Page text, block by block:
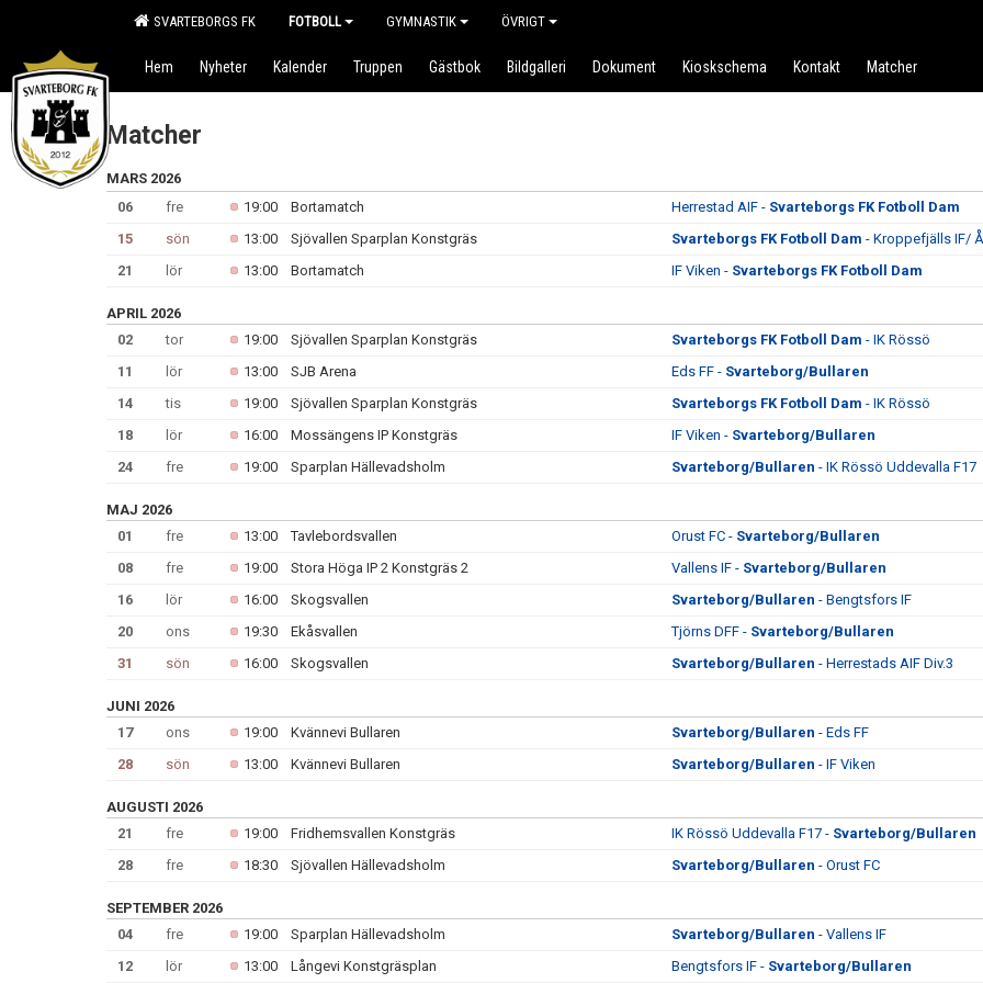
SVARTEBORGS FK FOTBOLL GYMNASTIK ÖVRIGT
Hem Nyheter Kalender Truppen Gästbok Bildgalleri Dokument Kioskschema Kontakt Matcher
Matcher
MARS 2026
06
fre 19:00 Bortamatch Herrestad AIF - Svarteborgs FK Fotboll Dam
15
sön 13:00 Sjövallen Sparplan Konstgräs Svarteborgs FK Fotboll Dam - Kroppefjälls IF/
21
lör 13:00 Bortamatch IF Viken - Svarteborgs FK Fotboll Dam
APRIL 2026
02
tor 19:00 Sjövallen Sparplan Konstgräs Svarteborgs FK Fotboll Dam - IK Rössö
11
lör 13:00 SJB Arena Eds FF - Svarteborg/Bullaren
14
tis 19:00 Sjövallen Sparplan Konstgräs Svarteborgs FK Fotboll Dam - IK Rössö
18
lör 16:00 Mossängens IP Konstgräs IF Viken - Svarteborg/Bullaren
24
fre 19:00 Sparplan Hällevadsholm Svarteborg/Bullaren - IK Rössö Uddevalla F17
MAJ 2026
01
fre 13:00Tavlebordsvallen Orust FC - Svarteborg/Bullaren
08
fre 19:00 Stora Höga IP 2 Konstgräs 2 Vallens IF - Svarteborg/Bullaren
16
lör 16:00 Skogsvallen Svarteborg/Bullaren - Bengtsfors IF
20
ons 19:30 Ekåsvallen Tjörns DFF - Svarteborg/Bullaren
31
sön 16:00 Skogsvallen Svarteborg/Bullaren - Herrestads AIF Div.3
JUNI 2026
17
ons 19:00 Kvännevi Bullaren Svarteborg/Bullaren - Eds FF
28
sön 13:00 Kvännevi Bullaren Svarteborg/Bullaren - IF Viken
AUGUSTI 2026
21
fre 19:00 Fridhemsvallen Konstgräs IK Rössö Uddevalla F17 - Svarteborg/Bullaren
28
fre 18:30 Sjövallen Hällevadsholm Svarteborg/Bullaren - Orust FC
SEPTEMBER 2026
04
fre 19:00 Sparplan Hällevadsholm Svarteborg/Bullaren - Vallens IF
12
lör 13:00 Långevi Konstgräsplan Bengtsfors IF - Svarteborg/Bullaren